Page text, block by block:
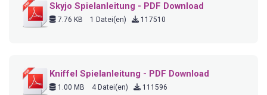
Skyjo Spielanleitung - PDF Download
7.76 KB 1 Datei(en) 117510
Kniffel Spielanleitung - PDF Download
1.00 MB 4 Datei(en) 111596